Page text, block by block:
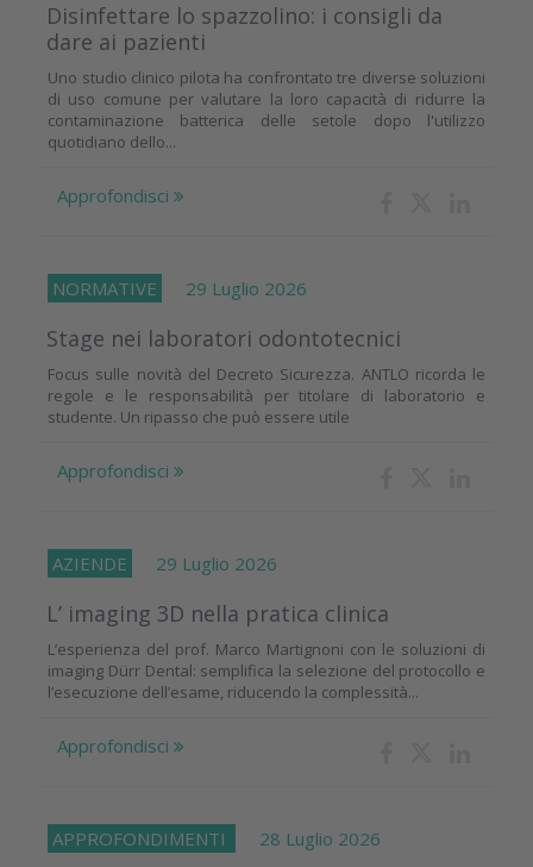
Disinfettare lo spazzolino: i consigli da
dare ai pazienti
Uno studio clinico pilota ha confrontato tre diverse soluzioni
di uso comune per valutare la loro capacità di ridurre la
contaminazione batterica delle setole dopo l'utilizzo
quotidiano dello...
Approfondisci
NORMATIVE 29 Luglio 2026
Stage nei laboratori odontotecnici
Focus sulle novità del Decreto Sicurezza. ANTLO ricorda le
regole e le responsabilità per titolare di laboratorio e
studente. Un ripasso che può essere utile
Approfondisci
AZIENDE 29 Luglio 2026
L’ imaging 3D nella pratica clinica
L’esperienza del prof. Marco Martignoni con le soluzioni di
imaging Dürr Dental: semplifica la selezione del protocollo e
l’esecuzione dell’esame, riducendo la complessità...
Approfondisci
APPROFONDIMENTI 28 Luglio 2026